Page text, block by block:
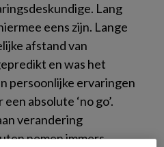
Lang
eens zijn. Lange
afstand van
en was het
persoonlijke ervaringen
absolute ‘no go’.
verandering
nemen immers